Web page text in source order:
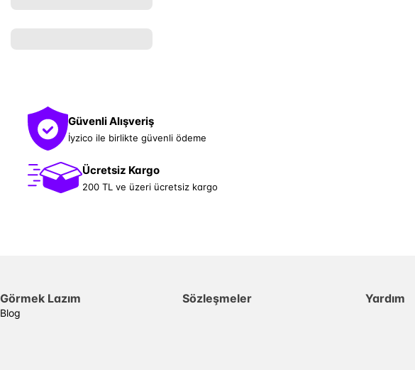
Güvenli Alışveriş
İyzico ile birlikte güvenli ödeme
Ücretsiz Kargo
200 TL ve üzeri ücretsiz kargo
Görmek Lazım
Blog
Sözleşmeler Yardım